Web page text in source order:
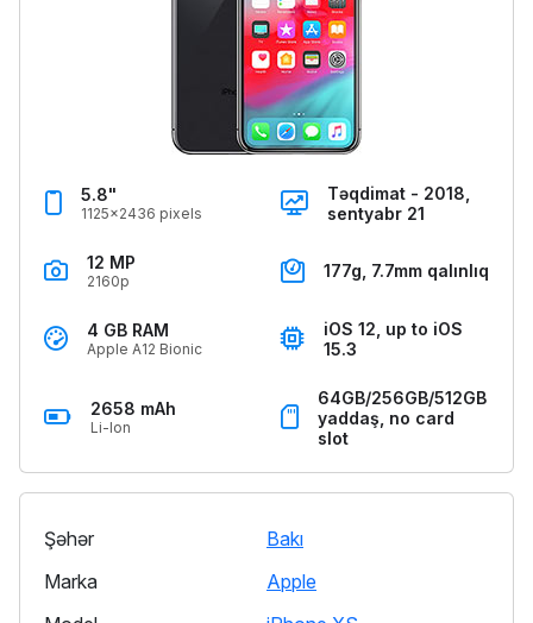
5.8"
1125x2436 pixels
Təqdimat - 2018,
sentyabr 21
12 MP
2160p 177g, 7.7mm qalınlıq
4 GB RAM
Apple A12 Bionic
iOS 12, up to iOS
15.3
2658 mAh
Li-Ion
64GB/256GB/512GB
yaddaş, no card
slot
Şəhər
Bakı
Marka
Apple